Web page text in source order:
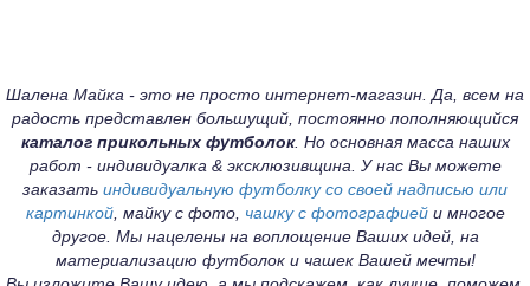
Шалена Майка - это не просто интернет-магазин. Да, всем на
радость представлен большущий, постоянно пополняющийся
каталог прикольных футболок. Но основная масса наших
работ - индивидуалка & эксклюзивщина. У нас Вы можете
заказать индивидуальную футболку со своей надписью или
картинкой, майку с фото, чашку с фотографиейи многое
другое. Мы нацелены на воплощение Ваших идей, на
материализацию футболок и чашек Вашей мечты!